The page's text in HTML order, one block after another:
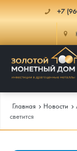
+7
Главная Новости
светится